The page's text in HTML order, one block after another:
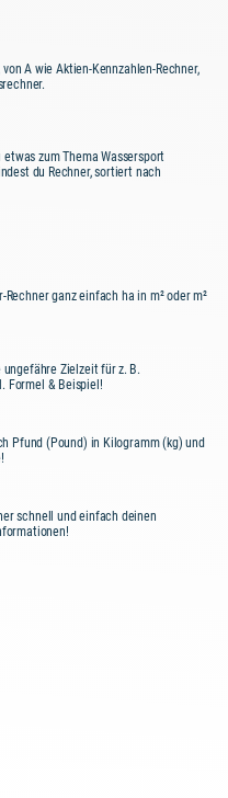
Fahrer spielen
Fahrer oft
können.
fahren,
eine
A wie Aktien-Kennzahlen-Rechner,
zum Thema Wassersport
du Rechner, sortiert nach
ganz einfach ha in m² oder m²
Zielzeit für z. B.
Formel & Beispiel!
Pfund (Pound) in Kilogramm (kg) und
schnell und einfach deinen